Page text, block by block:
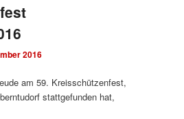
2016
am 59. Kreisschützenfest,
stattgefunden hat,